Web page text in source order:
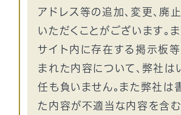
アドレス等の追加、変更、廃
いただくことがございます。
サイト内に存在する掲示板
まれた内容について、弊社は
任も負いません。また弊社は
た内容が不適当な内容を含